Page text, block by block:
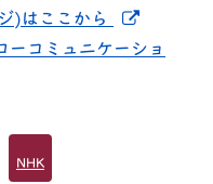
)はここから
ーコミュニケーショ
NHK